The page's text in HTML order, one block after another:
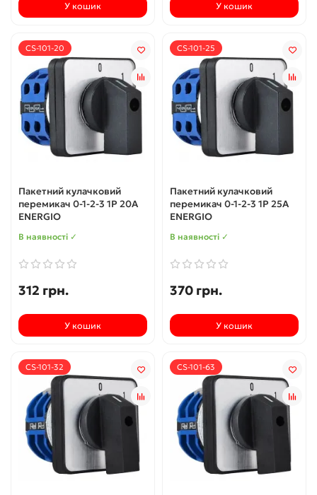
У кошик У кошик
CS-101-20
Пакетний кулачковий
перемикач 0-1-2-3 1P 20А
ENERGIO
В наявності ✓
312 грн.
У кошик
CS-101-25
Пакетний кулачковий
перемикач 0-1-2-3 1P 25А
ENERGIO
В наявності ✓
370 грн.
У кошик
CS-101-32 CS-101-63